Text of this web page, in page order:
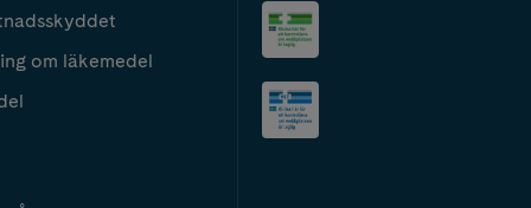
om läkemedel